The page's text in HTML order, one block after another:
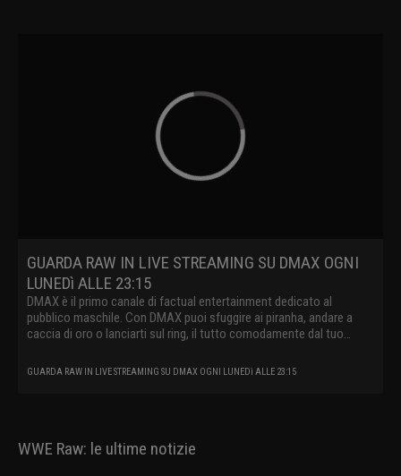
GUARDA RAW IN LIVE STREAMING SU DMAX OGNI
LUNEDì ALLE 23:15
DMAX è il primo canale di factual entertainment dedicato al
pubblico maschile. Con DMAX puoi sfuggire ai piranha, andare a
caccia di oro o lanciarti sul ring, il tutto comodamente dal tuo
GUARDA RAW IN LIVE STREAMING SU DMAX OGNI LUNEDì ALLE 23:15
WWE Raw: le ultime notizie